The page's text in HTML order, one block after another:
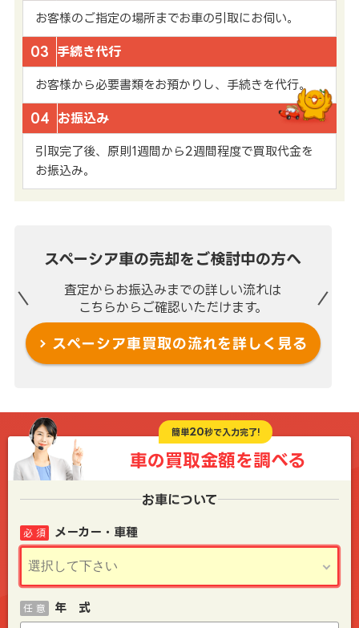
お客様のご指定の場所までお車の引取にお伺い。
03 手続き代行
お客様から必要書類をお預かりし、手続きを代行。
04 お振込み
引取完了後、原則1週間から2週間程度で買取代金を
お振込み。
スペーシア車の売却を ご検討中の方へ
査定からお振込みまでの詳しい流れは
こちらからご確認いただけます。
スペーシア車買取の流れを詳しく見る
簡単20秒で入力完了!
車の買取金額を調べる
お車について
メーカー・車種
必 須
年 式
任 意